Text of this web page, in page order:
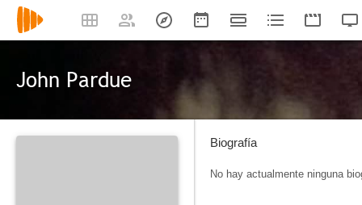
John Pardue
Biografía
No hay actualmente ninguna